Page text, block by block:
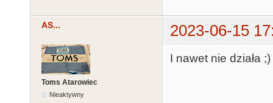
AS... 2023-06-15
Toms Atarowiec
Nieaktywny
I nawet nie działa ;)